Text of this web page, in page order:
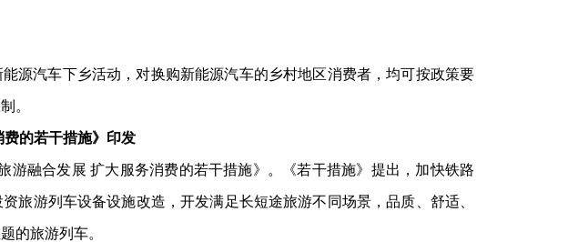
源汽车下乡活动，对换购新能源汽车的乡村地区消费者，均可按政策要
。
费的若干措施》印发
游融合发展 扩大服务消费的若干措施》。《若干措施》提出，加快铁路
旅游列车设备设施改造，开发满足长短途旅游不同场景，品质、舒适、
的旅游列车。